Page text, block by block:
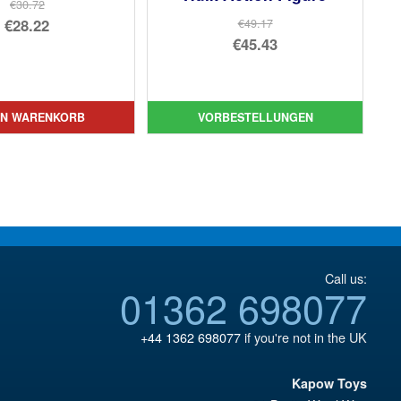
€30.72
Ursprünglicher
€30.72
€28.22
ist:
€28.22.
WARENKORB
€49.17
Ursprünglicher
€49.17
€45.43
ist:
€45.43.
VORBESTELLUNGEN
Call us:
01362 698077
+44 1362 698077if you're not in the UK
Kapow Toys